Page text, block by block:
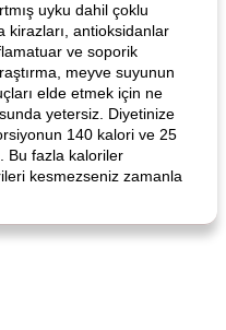
uyku dahil çoklu
kirazları, antioksidanlar
ve soporik
meyve suyunun
elde etmek için ne
yetersiz. Diyetinize
140 kalori ve 25
Bu fazla kaloriler
kesmezseniz zamanla